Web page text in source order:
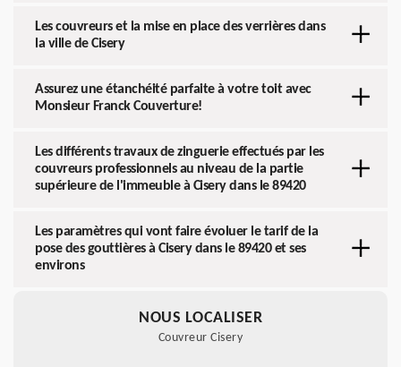
Les couvreurs et la mise en place des verrières dans
la ville de Cisery
Assurez une étanchéité parfaite à votre toit avec
Monsieur Franck Couverture!
Les différents travaux de zinguerie effectués par les
couvreurs professionnels au niveau de la partie
supérieure de l'immeuble à Cisery dans le 89420
Les paramètres qui vont faire évoluer le tarif de la
pose des gouttières à Cisery dans le 89420 et ses
environs
NOUS LOCALISER
Couvreur Cisery